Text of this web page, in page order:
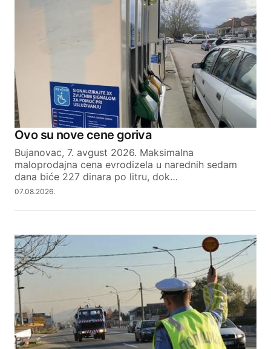
Ovo su nove cene goriva
Bujanovac, 7. avgust 2026. Maksimalna
maloprodajna cena evrodizela u narednih sedam
dana biće 227 dinara po litru, dok…
07.08.2026.